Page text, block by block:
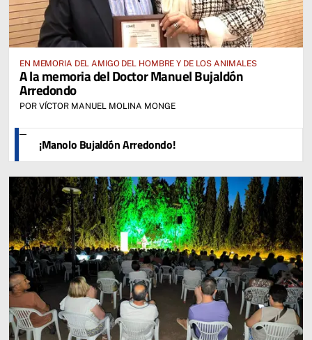
EN MEMORIA DEL AMIGO DEL HOMBRE Y DE LOS ANIMALES
A la memoria del Doctor Manuel Bujaldón
Arredondo
POR VÍCTOR MANUEL MOLINA MONGE
¡Manolo Bujaldón Arredondo!